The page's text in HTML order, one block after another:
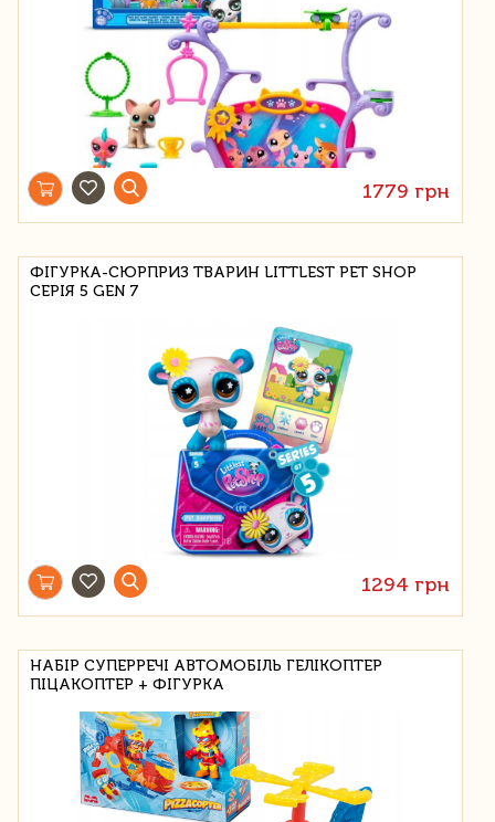
1779 грн
ФІГУРКА-СЮРПРИЗ ТВАРИН LITTLEST PET SHOP
СЕРІЯ 5 GEN 7
1294 грн
НАБІР СУПЕРРЕЧІ АВТОМОБІЛЬ ГЕЛІКОПТЕР
ПІЦАКОПТЕР + ФІГУРКА